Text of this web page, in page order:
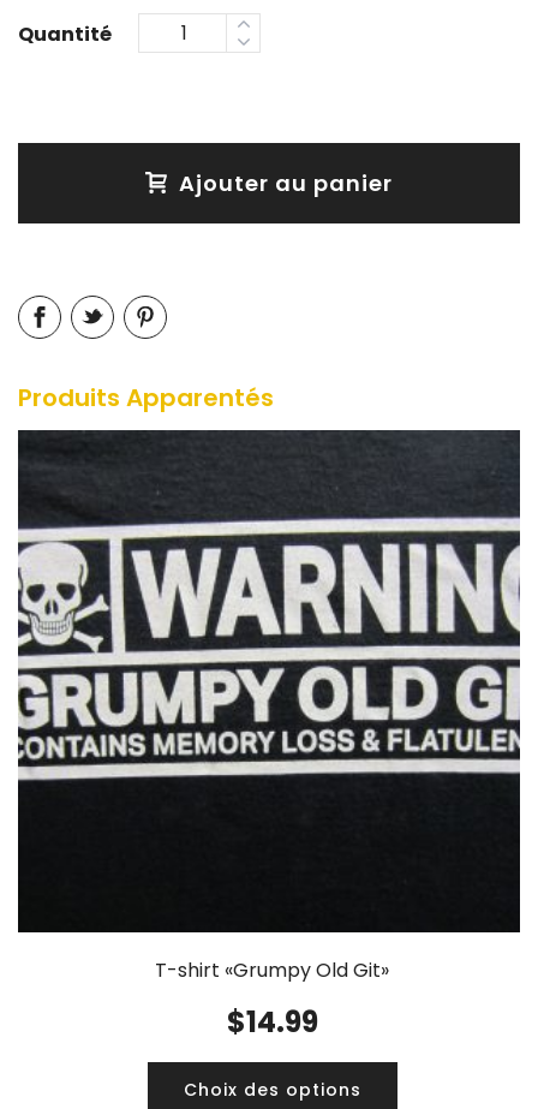
Ajouter au panier
Produits Apparentés
T-shirt «Grumpy Old Git»
$14.99
Choix des options